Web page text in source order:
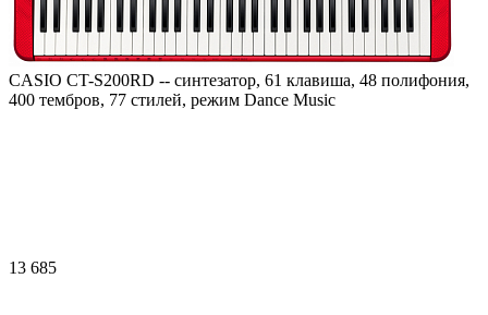
CASIO CT-S200RD -- синтезатор, 61 клавиша, 48 полифония,
400 тембров, 77 стилей, режим Dance Music
13 685